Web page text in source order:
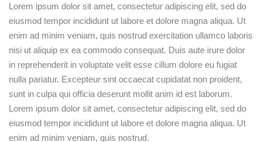
Lorem ipsum dolor sit amet, consectetur adipiscing elit, sed do
eiusmod tempor incididunt ut labore et dolore magna aliqua. Ut
enim ad minim veniam, quis nostrud exercitation ullamco laboris
nisi ut aliquip ex ea commodo consequat. Duis aute irure dolor
in reprehenderit in voluptate velit esse cillum dolore eu fugiat
nulla pariatur. Excepteur sint occaecat cupidatat non proident,
sunt in culpa qui officia deserunt mollit anim id est laborum.
Lorem ipsum dolor sit amet, consectetur adipiscing elit, sed do
eiusmod tempor incididunt ut labore et dolore magna aliqua. Ut
enim ad minim veniam, quis nostrud.